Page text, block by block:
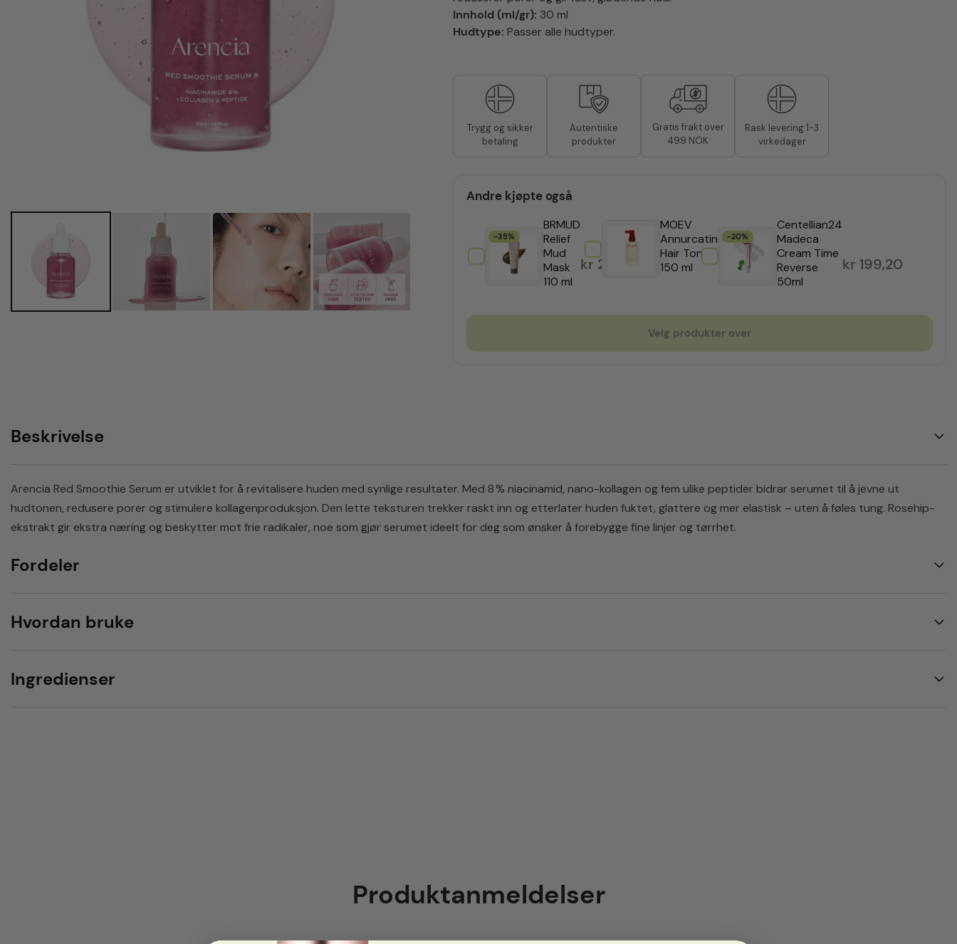
Innhold (ml/gr): 30 ml
Hudtype:Passer alle hudtyper.
Trygg og sikker
betaling
Autentiske
produkter
Gratis frakt over
499 NOK
Rask levering 1-3
virkedager
Andre kjøpte også
-35%
BRMUD
Relief
Mud
Mask
110 ml
kr226,85
MOEV
Annurcatin
Hair Tonic
150 ml
kr 399,00
-20%
Centellian24
Madeca
Cream Time
Reverse
50ml
kr 199,20
Velg produkter over
Beskrivelse
Arencia Red Smoothie Serum er utviklet for å revitalisere huden med synlige resultater. Med 8 % niacinamid, nano-kollagen og fem ulike peptider bidrar serumet til å jevne ut
hudtonen, redusere porer og stimulere kollagenproduksjon. Den lette teksturen trekker raskt inn og etterlater huden fuktet, glattere og mer elastisk – uten å føles tung. Rosehip-
ekstrakt gir ekstra næring og beskytter mot frie radikaler, noe som gjør serumet ideelt for deg som ønsker å forebygge fine linjer og tørrhet.
Fordeler
Hvordan bruke
Ingredienser
Produktanmeldelser